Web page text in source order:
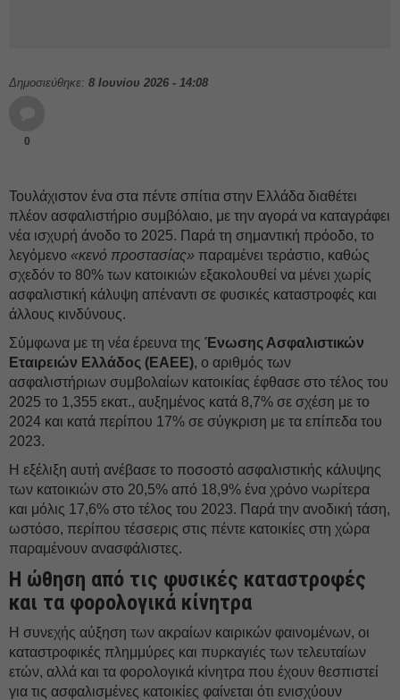
Δημοσιεύθηκε: 8 Ιουνίου 2026 - 14:08
0
Τουλάχιστον ένα στα πέντε σπίτια στην Ελλάδα διαθέτει
πλέον ασφαλιστήριο συμβόλαιο, με την αγορά να καταγράφει
νέα ισχυρή άνοδο το 2025. Παρά τη σημαντική πρόοδο, το
λεγόμενο «κενό προστασίας» παραμένει τεράστιο, καθώς
σχεδόν το 80% των κατοικιών εξακολουθεί να μένει χωρίς
ασφαλιστική κάλυψη απέναντι σε φυσικές καταστροφές και
άλλους κινδύνους.
Σύμφωνα με τη νέα έρευνα της Ένωσης Ασφαλιστικών
Εταιρειών Ελλάδος (ΕΑΕΕ), ο αριθμός των
ασφαλιστήριων συμβολαίων κατοικίας έφθασε στο τέλος του
2025 το 1,355 εκατ., αυξημένος κατά 8,7% σε σχέση με το
2024 και κατά περίπου 17% σε σύγκριση με τα επίπεδα του
2023.
Η εξέλιξη αυτή ανέβασε το ποσοστό ασφαλιστικής κάλυψης
των κατοικιών στο 20,5% από 18,9% ένα χρόνο νωρίτερα
και μόλις 17,6% στο τέλος του 2023. Παρά την ανοδική τάση,
ωστόσο, περίπου τέσσερις στις πέντε κατοικίες στη χώρα
παραμένουν ανασφάλιστες.
Η ώθηση από τις φυσικές καταστροφές
και τα φορολογικά κίνητρα
Η συνεχής αύξηση των ακραίων καιρικών φαινομένων, οι
καταστροφικές πλημμύρες και πυρκαγιές των τελευταίων
ετών, αλλά και τα φορολογικά κίνητρα που έχουν θεσπιστεί
για τις ασφαλισμένες κατοικίες φαίνεται ότι ενισχύουν